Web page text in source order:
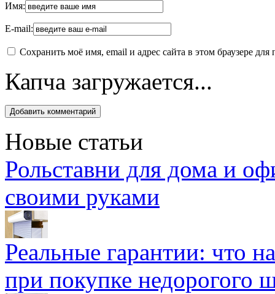
Имя:
E-mail:
Сохранить моё имя, email и адрес сайта в этом браузере
Капча загружается...
Новые статьи
Рольставни для дома и
своими руками
Реальные гарантии: что
при покупке недорогого